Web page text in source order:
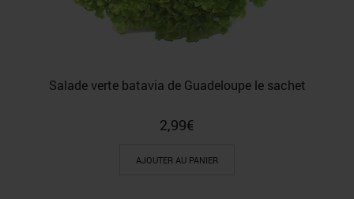
Salade verte batavia de Guadeloupe le sachet
2,99€
AJOUTER AU PANIER